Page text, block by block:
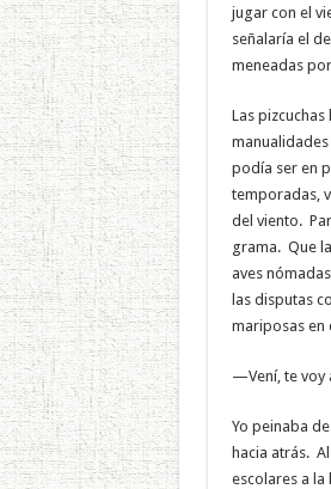
jugar con el
señalaría el
meneadas
Las
podía ser en
temporadas,
del viento.
grama. Que
aves
las disputas
mariposas en
—Vení, te voy
Yo peinaba
hacia atrás.
escolares a la